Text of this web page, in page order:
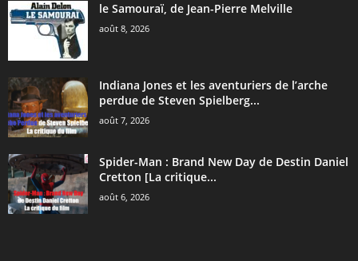
le Samouraï, de Jean-Pierre Melville
août 8, 2026
Indiana Jones et les aventuriers de l’arche
perdue de Steven Spielberg...
août 7, 2026
Spider-Man : Brand New Day de Destin Daniel
Cretton [La critique...
août 6, 2026